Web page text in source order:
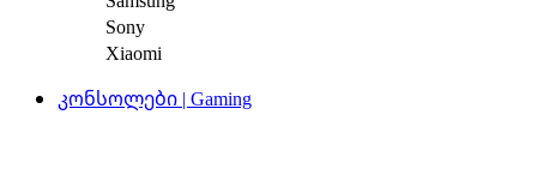
Sony
Xiaomi
კონსოლები | Gaming